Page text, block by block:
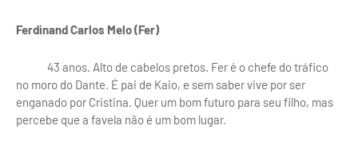
Ferdinand Carlos Melo (Fer)
43 anos. Alto de cabelos pretos. Fer é o chefe do tráfico
no moro do Dante. É pai de Kaio, e sem saber vive por ser
enganado por Cristina. Quer um bom futuro para seu filho, mas
percebe que a favela não é um bom lugar.